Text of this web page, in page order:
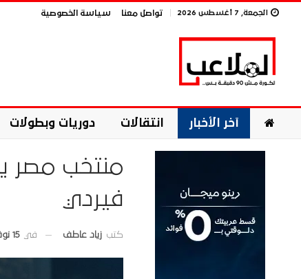
الجمعة, 7 أغسطس 2026 تواصل معنا سياسة الخصوصية
آخر الأخبار انتقالات دوريات وبطولات
منتخب مصر
فيردي
كتب زياد عاطف في 15 نوفمبر 2025